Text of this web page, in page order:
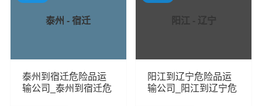
泰州 - 宿迁
泰州到宿迁危险品运
输公司_泰州到宿迁危
阳江 - 辽宁
阳江到辽宁危险品运
输公司_阳江到辽宁危